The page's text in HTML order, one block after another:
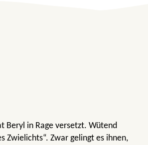
Beryl in Rage versetzt. Wütend
Zwielichts“. Zwar gelingt es ihnen,